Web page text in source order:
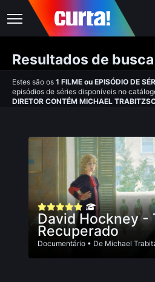
Resultados de busca
Estes são os 1 FILME ou EPISÓDIO DE
episódios de séries disponíveis no
DIRETOR CONTÉM MICHAEL
David Hockney -
Recuperado
Documentário • De Michael